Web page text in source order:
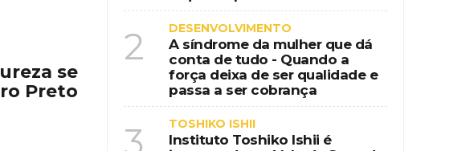
com dois dias de programação gratuita
se
Preto
2 DESENVOLVIMENTO
A síndrome da mulher que dá
conta de tudo - Quando a
força deixa de ser qualidade e
passa a ser cobrança
3 TOSHIKO ISHII
Instituto Toshiko Ishii é